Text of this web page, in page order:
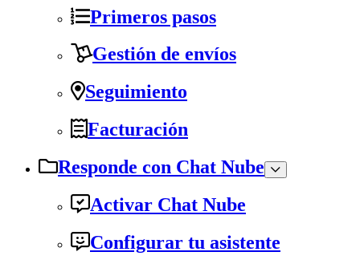
Primeros pasos
Gestión de envíos
Seguimiento
Facturación
Responde con Chat Nube
Activar Chat Nube
Configurar tu asistente